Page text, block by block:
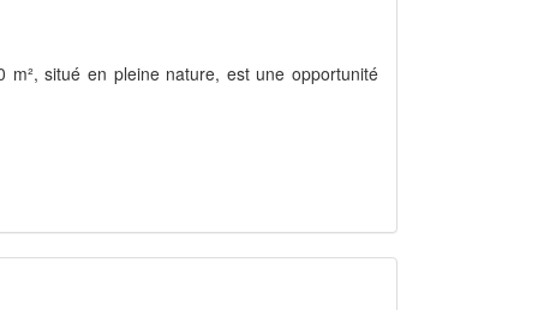
m², situé en pleine nature, est une opportunité